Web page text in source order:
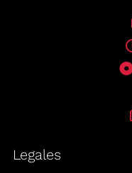
Legales